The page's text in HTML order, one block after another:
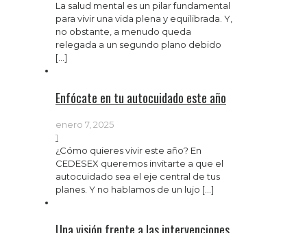
La salud mental es un pilar fundamental
para vivir una vida plena y equilibrada. Y,
no obstante, a menudo queda
relegada a un segundo plano debido
[…]
Enfócate en tu autocuidado este año
enero 7, 2025
1
¿Cómo quieres vivir este año? En
CEDESEX queremos invitarte a que el
autocuidado sea el eje central de tus
planes. Y no hablamos de un lujo […]